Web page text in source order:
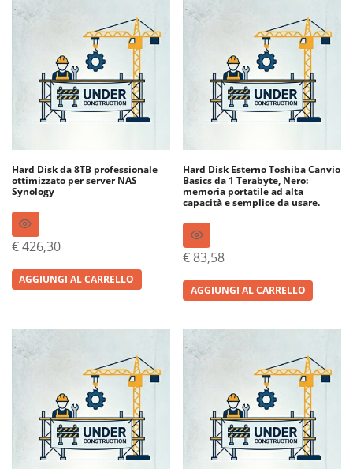
Hard Disk da 8TB professionale
ottimizzato per server NAS
Synology
€426,30
AGGIUNGI AL CARRELLO
Hard Disk Esterno Toshiba Canvio
Basics da 1 Terabyte, Nero:
memoria portatile ad alta
capacità e semplice da usare.
€ 83,58
AGGIUNGI AL CARRELLO